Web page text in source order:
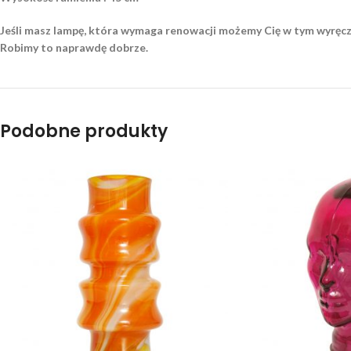
Jeśli masz lampę, która wymaga renowacji możemy Cię w tym
Robimy to naprawdę dobrze.
Podobne produkty